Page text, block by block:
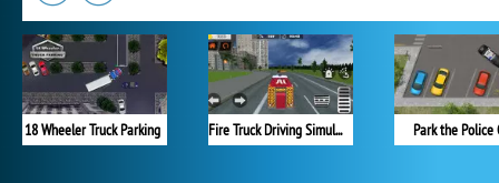
18 Wheeler Truck Parking Fire Truck Driving Simulator Park the Police